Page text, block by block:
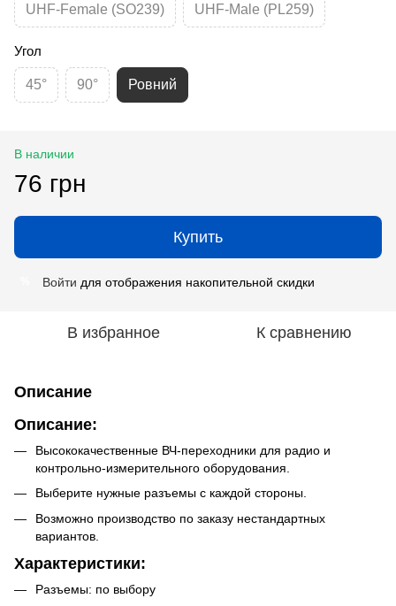
UHF-Female (SO239) UHF-Male (PL259)
Угол
45° 90° Ровний
В наличии
76 грн
Купить
Войти для отображения накопительной скидки
В избранное К сравнению
Описание
Описание:
Высококачественные ВЧ-переходники для радио и
контрольно-измерительного оборудования.
Выберите нужные разъемы с каждой стороны.
Возможно производство по заказу нестандартных
вариантов.
Характеристики:
Разъемы: по выбору